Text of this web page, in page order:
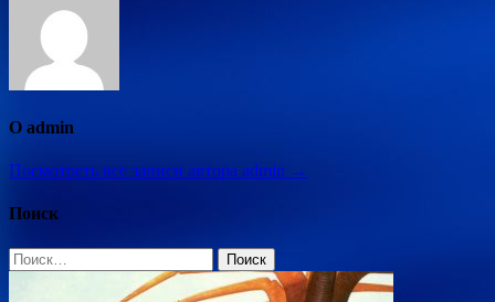
О admin
Посмотреть все записи автора admin →
Поиск
Найти: